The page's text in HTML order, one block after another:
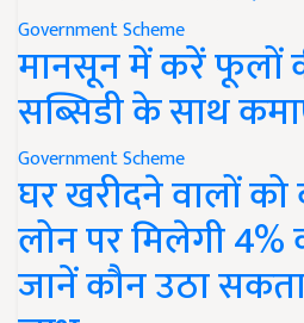
Government Scheme
मानसून में करें फूलों
सब्सिडी के साथ
Government Scheme
घर खरीदने वालों को
लोन पर मिलेगी 4%
जानें कौन उठा